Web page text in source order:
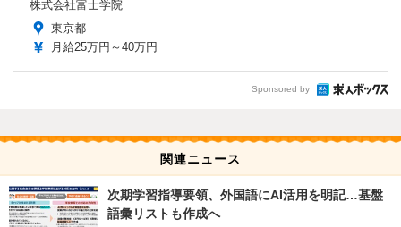
株式会社富士学院
東京都
月給25万円～40万円
Sponsored by
関連ニュース
次期学習指導要領、外国語にAI活用を明記…基盤
語彙リストも作成へ